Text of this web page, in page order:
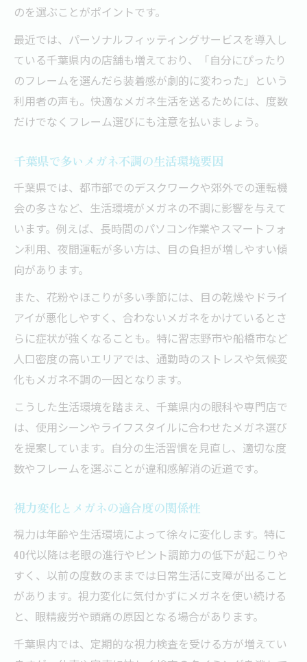
メガネによる目の負担軽減テクニック
度が合わなくなったメガネの交換目安
のを選ぶことがポイントです。
最近では、パーソナルフィッティングサービスを導入し
ている千葉県内の店舗も増えており、「自分にぴったり
のフレームを選んだら装着感が劇的に変わった」という
利用者の声も。快適なメガネ生活を送るためには、度数
だけでなくフレーム選びにも注意を払いましょう。
千葉県で多いメガネ不調の生活環境要因
千葉県では、都市部でのデスクワークや郊外での運転機
会の多さなど、生活環境がメガネの不調に影響を与えて
います。例えば、長時間のパソコン作業やスマートフォ
ン利用、夜間運転が多い方は、目の負担が増しやすい傾
向があります。
また、花粉やほこりが多い季節には、目の乾燥やドライ
アイが悪化しやすく、合わないメガネをかけているとさ
らに症状が強くなることも。特に習志野市や船橋市など
人口密度の高いエリアでは、通勤時のストレスや気候変
化もメガネ不調の一因となります。
こうした生活環境を踏まえ、千葉県内の眼科や専門店で
は、使用シーンやライフスタイルに合わせたメガネ選び
を提案しています。自分の生活習慣を見直し、適切な度
数やフレームを選ぶことが違和感解消の近道です。
視力変化とメガネの適合度の関係性
視力は年齢や生活環境によって徐々に変化します。特に
40代以降は老眼の進行やピント調節力の低下が起こりや
すく、以前の度数のままでは日常生活に支障が出ること
があります。視力変化に気付かずにメガネを使い続ける
と、眼精疲労や頭痛の原因となる場合があります。
千葉県内では、定期的な視力検査を受ける方が増えてい